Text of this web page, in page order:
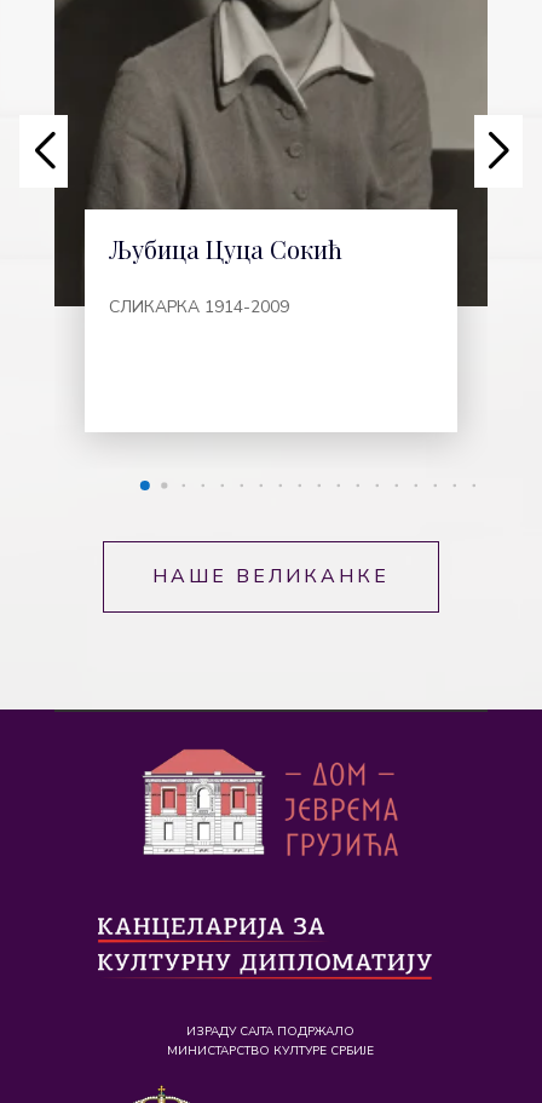
Соја Јовановић
РЕДИТЕЉКА 1922-2002
НАШЕ ВЕЛИКАНКЕ
ИЗРАДУ САЈТА ПОДРЖАЛО
МИНИСТАРСТВО КУЛТУРЕ СРБИЈЕ